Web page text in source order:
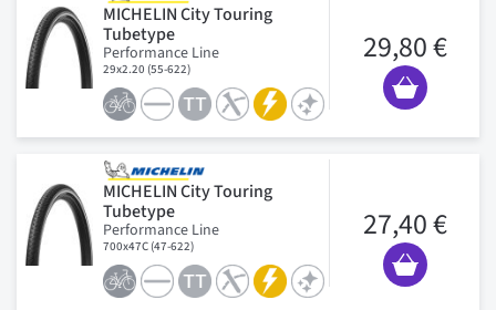
MICHELIN City Touring
Tubetype
Performance Line
29x2.20 (55-622)
29,80 €
MICHELIN City Touring
Tubetype
Performance Line
700x47C (47-622)
27,40 €